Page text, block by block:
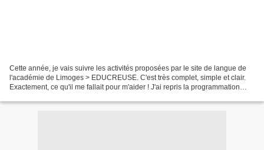
Cette année, je vais suivre les activités proposées par le site de langue de
l'académie de Limoges > EDUCREUSE. C'est très complet, simple et clair.
Exactement, ce qu'il me fallait pour m'aider ! J'ai repris la programmation